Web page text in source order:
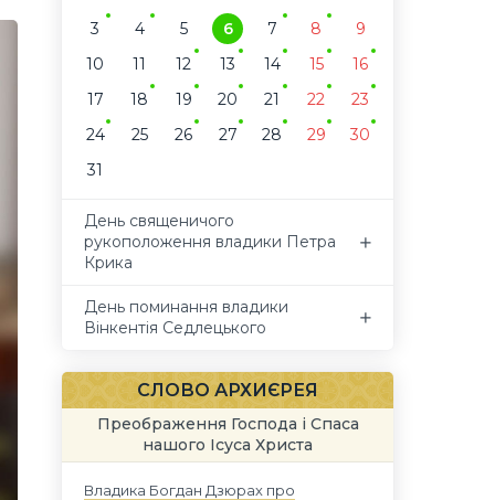
3
4 5 6 7 8
9
10
11 12 13 14 15
16
17
18 19 20 21 22
23
24
25 26 27 28 29
30
31
День священичого
рукоположення владики Петра
Крика
День поминання владики
Вінкентія Седлецького
СЛОВО АРХИЄРЕЯ
Преображення Господа і Спаса
нашого Ісуса Христа
Владика Богдан Дзюрах про